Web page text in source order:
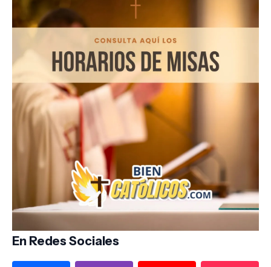
En Redes Sociales